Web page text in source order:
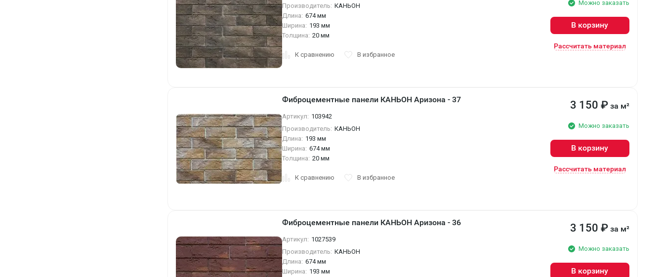
Производитель: КАНЬОН
Длина: 674 мм
Ширина: 193 мм
Толщина: 20 мм
К сравнению В избранное
Можно заказать
В корзину
Рассчитать материал
Фиброцементные панели КАНЬОН Аризона - 37
Артикул: 103942
Производитель: КАНЬОН
Длина: 193 мм
Ширина: 674 мм
Толщина: 20 мм
К сравнению В избранное
3 150 ₽ за м²
Можно заказать
В корзину
Рассчитать материал
Фиброцементные панели КАНЬОН Аризона - 36
Артикул: 1027539
Производитель: КАНЬОН
Длина: 674 мм
Ширина: 193 мм
3 150 ₽ за м²
Можно заказать
В корзину